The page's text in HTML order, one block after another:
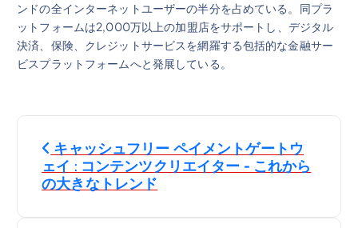
ンドの全インターネットユーザーの半分を占めている。同プラ
ットフォームは2,000万以上の加盟店をサポートし、デジタル
決済、保険、クレジットサービスを網羅する包括的な金融サー
ビスプラットフォームへと発展している。
投
稿
キャッシュフリー ペイメントゲートウ
ェイ : コンテンツクリエイター - これから
の大きなトレンド